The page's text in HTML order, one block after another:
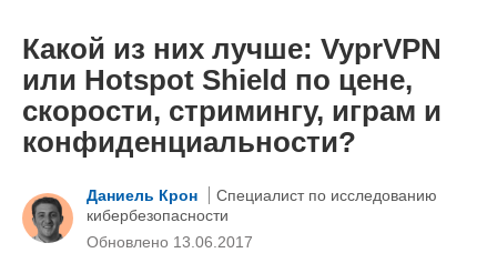
Какой из них лучше: VyprVPN
или Hotspot Shield по цене,
скорости, стримингу, играм и
конфиденциальности?
Даниель Крон
Специалист по исследованию
кибербезопасности
Обновлено 13.06.2017